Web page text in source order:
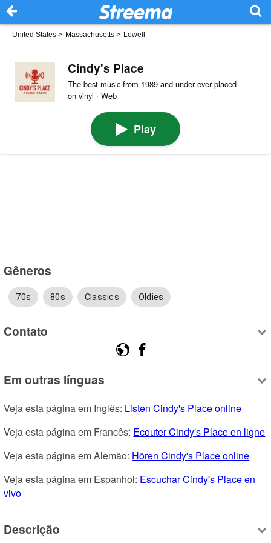
United States > Massachusetts > Lowell
Cindy's Place
The best music from 1989 and under ever placed
on vinyl · Web
Play
Gêneros
70s 80s Classics Oldies
Contato
Em outras línguas
Veja esta página em Inglês: Listen Cindy's Place online
Veja esta página em Francês: Ecouter Cindy's Place en ligne
Veja esta página em Alemão: Hören Cindy's Place online
Veja esta página em Espanhol: Escuchar Cindy's Place en
vivo
Descrição